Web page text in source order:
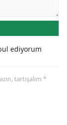
ediyorum
tartışalım *